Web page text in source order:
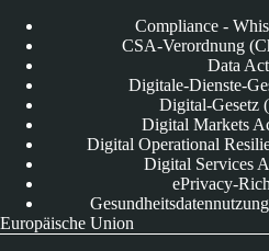
Compliance -
CSA-Verordnung
Data Act
Digitale-Dienste-
Digital-Gesetz
Digital Markets
Digital Operational
Digital Services
ePrivacy-
Europäische Union